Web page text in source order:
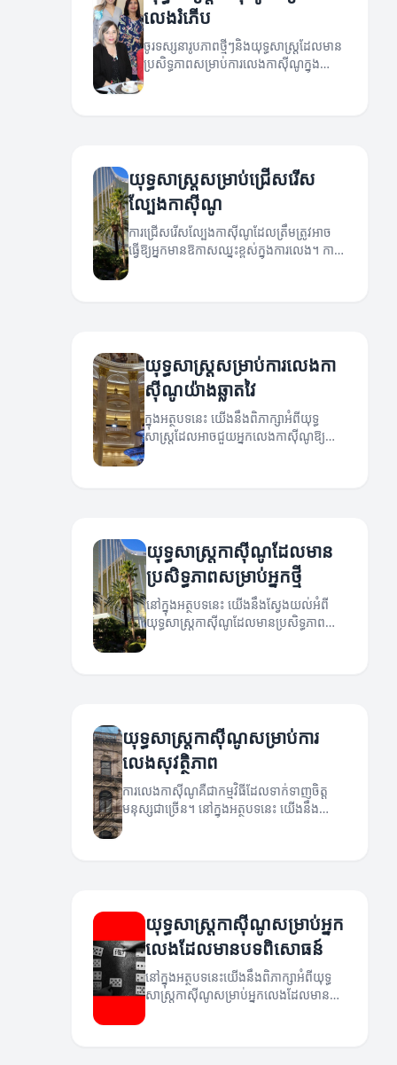
លេងរំភើប
ចូរទស្សនារូបភាពថ្មីៗនិងយុទ្ធសាស្ត្រ​ដែលមាន
ប្រសិទ្ធភាពសម្រាប់ការលេងកាស៊ីណូក្នុង
យុទ្ធសាស្ត្រសម្រាប់ជ្រើសរើស
ល្បែងកាស៊ីណូ
ការជ្រើសរើសល្បែងកាស៊ីណូដែលត្រឹមត្រូវអាច
ធ្វើឱ្យអ្នកមានឱកាសឈ្នះខ្ពស់ក្នុងការលេង។ ការ
យល់ដឹងពីយុទ្ធសាស្ត្រនេះគឺជាគន្លងមួយដ៏សំខាន់
យុទ្ធសាស្ត្រសម្រាប់ការលេងកា
ស៊ីណូយ៉ាងឆ្លាតវៃ
ក្នុងអត្ថបទនេះ យើងនឹងពិភាក្សាអំពីយុទ្ធ
សាស្ត្រដែលអាចជួយអ្នកលេងកាស៊ីណូឱ្យ
ទទួលបានជោគជ័យ។
យុទ្ធសាស្ត្រកាស៊ីណូដែលមាន
ប្រសិទ្ធភាពសម្រាប់អ្នកថ្មី
នៅក្នុងអត្ថបទនេះ យើងនឹងស្វែងយល់អំពី
យុទ្ធសាស្ត្រកាស៊ីណូដែលមានប្រសិទ្ធភាព
យុទ្ធសាស្ត្រកាស៊ីណូសម្រាប់ការ
លេងសុវត្ថិភាព
ការលេងកាស៊ីណូគឺជាកម្មវិធីដែលទាក់ទាញចិត្ត
មនុស្សជាច្រើន។ នៅក្នុងអត្ថបទនេះ យើងនឹង
ពិភាក្សអំពីយុទ្ធសាស្ត្រកាស៊ីណូសម្រាប់ការលេង
យុទ្ធសាស្ត្រកាស៊ីណូសម្រាប់អ្នក
លេងដែលមានបទពិសោធន៍
នៅក្នុងអត្ថបទនេះយើងនឹងពិភាក្សាអំពីយុទ្ធ
សាស្ត្រកាស៊ីណូសម្រាប់អ្នកលេងដែលមានបទ